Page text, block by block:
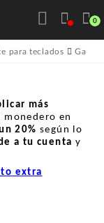
0
para teclados Gator
más
en
20% según lo
a tu cuenta y
extra